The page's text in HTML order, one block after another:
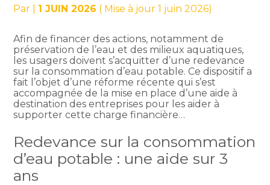
Par 1 JUIN 2026 ( Mise à jour 1 juin 2026)
Afin de financer des actions, notamment de
préservation de l’eau et des milieux aquatiques,
les usagers doivent s’acquitter d’une redevance
sur la consommation d’eau potable. Ce dispositif a
fait l’objet d’une réforme récente qui s’est
accompagnée de la mise en place d’une aide à
destination des entreprises pour les aider à
supporter cette charge financière…
Redevance sur la consommation
d’eau potable : une aide sur 3
ans